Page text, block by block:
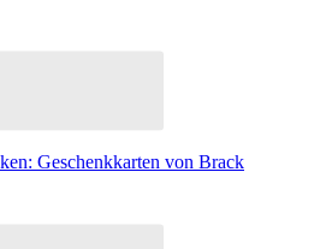
Geschenkkarten von Brack